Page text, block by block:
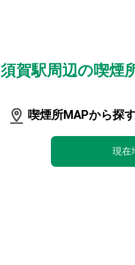
須賀駅周辺の喫煙
喫煙所MAPから探
現在